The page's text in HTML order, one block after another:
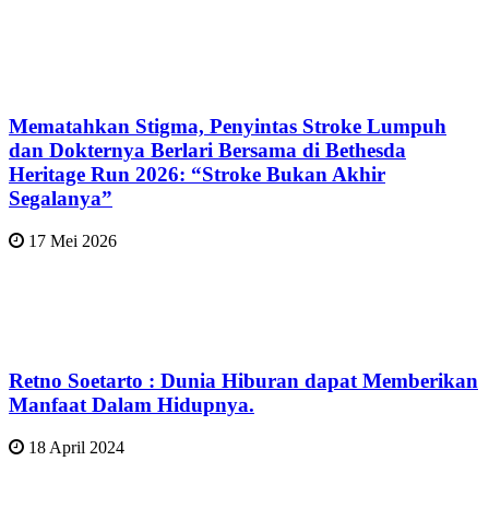
Mematahkan Stigma, Penyintas Stroke Lumpuh
dan Dokternya Berlari Bersama di Bethesda
Heritage Run 2026: “Stroke Bukan Akhir
Segalanya”
17 Mei 2026
Retno Soetarto : Dunia Hiburan dapat Memberikan
Manfaat Dalam Hidupnya.
18 April 2024